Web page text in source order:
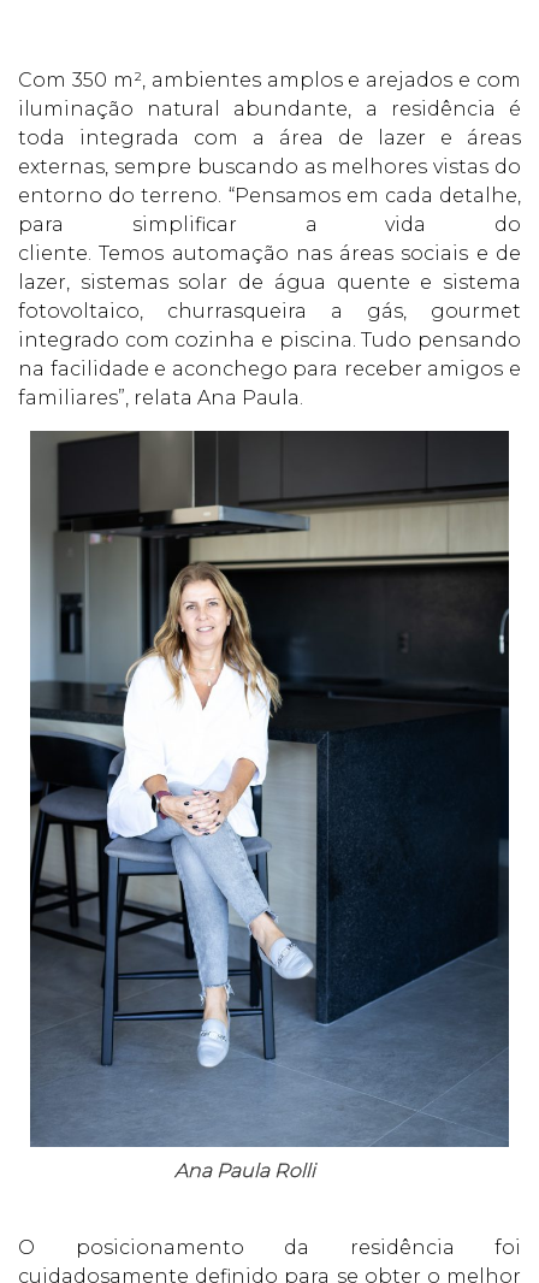
Com 350 m², ambientes amplos e arejados e com
iluminação natural abundante, a residência é
toda integrada com a área de lazer e áreas
externas, sempre buscando as melhores vistas do
entorno do terreno. “Pensamos em cada detalhe,
para simplificar a vida do
cliente. Temos automação nas áreas sociais e de
lazer, sistemas solar de água quente e sistema
fotovoltaico, churrasqueira a gás, gourmet
integrado com cozinha e piscina. Tudo pensando
na facilidade e aconchego para receber amigos e
familiares”, relata Ana Paula.
Ana Paula Rolli
O posicionamento da residência foi
cuidadosamente definido para se obter o melhor